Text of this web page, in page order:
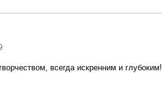
всегда искренним и глубоким!